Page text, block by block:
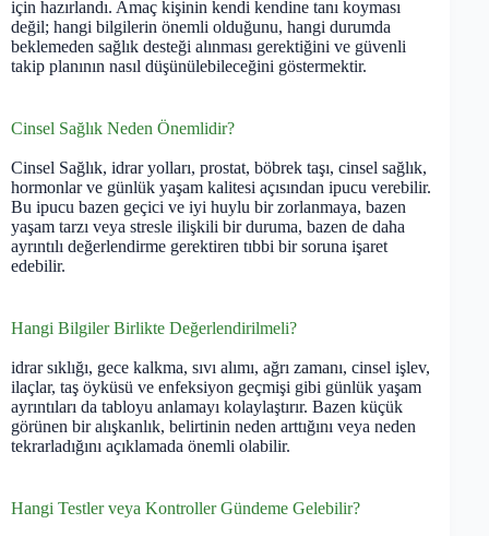
için hazırlandı. Amaç kişinin kendi kendine tanı koyması
değil; hangi bilgilerin önemli olduğunu, hangi durumda
beklemeden sağlık desteği alınması gerektiğini ve güvenli
takip planının nasıl düşünülebileceğini göstermektir.
Cinsel Sağlık Neden Önemlidir?
Cinsel Sağlık, idrar yolları, prostat, böbrek taşı, cinsel sağlık,
hormonlar ve günlük yaşam kalitesi açısından ipucu verebilir.
Bu ipucu bazen geçici ve iyi huylu bir zorlanmaya, bazen
yaşam tarzı veya stresle ilişkili bir duruma, bazen de daha
ayrıntılı değerlendirme gerektiren tıbbi bir soruna işaret
edebilir.
Hangi Bilgiler Birlikte Değerlendirilmeli?
idrar sıklığı, gece kalkma, sıvı alımı, ağrı zamanı, cinsel işlev,
ilaçlar, taş öyküsü ve enfeksiyon geçmişi gibi günlük yaşam
ayrıntıları da tabloyu anlamayı kolaylaştırır. Bazen küçük
görünen bir alışkanlık, belirtinin neden arttığını veya neden
tekrarladığını açıklamada önemli olabilir.
Hangi Testler veya Kontroller Gündeme Gelebilir?